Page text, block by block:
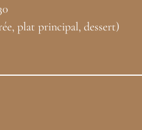
plat principal, dessert)